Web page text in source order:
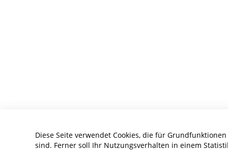
Diese Seite verwendet Cookies, die für
sind. Ferner soll Ihr Nutzungsverhalten in einem